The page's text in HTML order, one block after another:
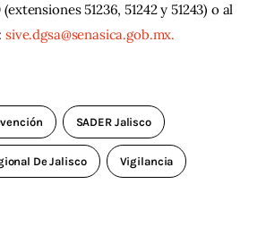
51236, 51242 y 51243) o al
sive.dgsa@senasica.gob.mx.
SADER Jalisco
De Jalisco Vigilancia